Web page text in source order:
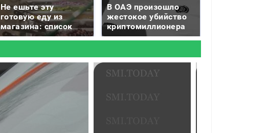
Не ешьте эту
готовую еду из
магазина: список
В ОАЭ произошло
жестокое убийство
криптомиллионера